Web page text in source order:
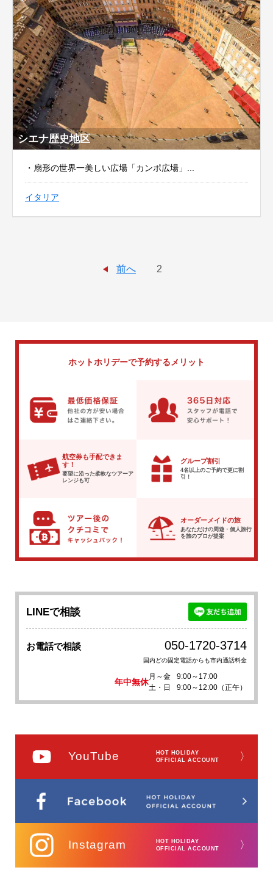
シエナ歴史地区
・扇形の世界一美しい広場「カンポ広場」...
イタリア
前へ 2
ホットホリデーで予約するメリット
航空券も手配できま
す！
要望に沿った柔軟なツアーア
レンジも可
グループ割引
4名以上のご予約で更に割
引！
オーダーメイドの旅
あなただけの周遊・個人旅行
を旅のプロが提案
LINEで相談
お電話で相談 050-1720-3714
国内どの固定電話からも市内通話料金
年中無休
月～金
9:00～17:00
土・日
9:00～12:00（正午）
YouTube
HOT HOLIDAY
OFFICIAL ACCOUNT
〉
Instagram
HOT HOLIDAY
OFFICIAL ACCOUNT
〉